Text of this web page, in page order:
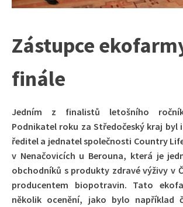
Zástupce
finále
Jedním z finalistů letošního
Podnikatel roku za Středočeský kraj byl
ředitel a jednatel společnosti Country
v Nenačovicích u Berouna, která je
obchodníků s produkty zdravé výživy v
producentem biopotravin. Tato
několik ocenění, jako bylo například